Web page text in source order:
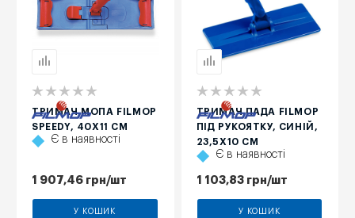
ТРИМАЧ МОПА FILMOP
SPEEDY, 40Х11 СМ
Є в наявності
1 907,46 грн/шт
У КОШИК
ТРИМАЧ ПАДА FILMOP
ПІД РУКОЯТКУ, СИНІЙ,
23,5Х10 СМ
Є в наявності
1 103,83грн/шт
У КОШИК